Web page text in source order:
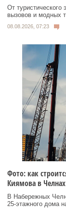
От туристического
вызовов и модных
08.08.2026, 07:23
Фото: как
Киямова в Челнах
В Набережных
25‑этажного дома